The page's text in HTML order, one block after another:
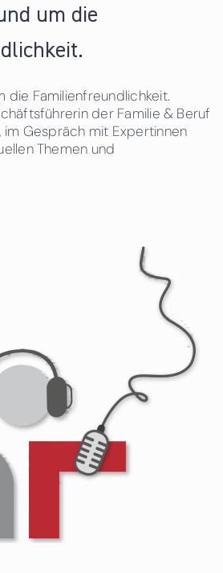
um die
die Familienfreundlichkeit.
der Familie & Beruf
im Gespräch mit Expertinnen
Themen und